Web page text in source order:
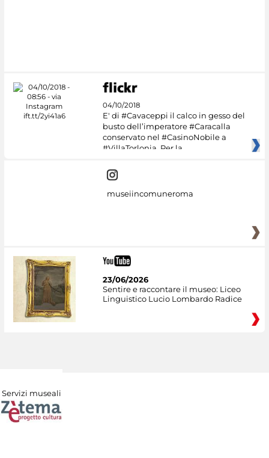
04/10/2018
E' di #Cavaceppi il calco in gesso del
busto dell’imperatore #Caracalla
conservato nel #CasinoNobile a
#VillaTorlonia. Per la
museiincomuneroma
23/06/2026
Sentire e raccontare il museo: Liceo
Linguistico Lucio Lombardo Radice
Servizi museali